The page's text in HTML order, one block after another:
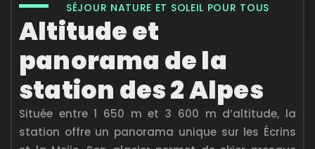
SÉJOUR NATURE ET SOLEIL POUR TOUS
Altitude et
panorama de la
station des 2 Alpes
Située entre 1 650 m et 3 600 m d’altitude, la
station offre un panorama unique sur les Écrins